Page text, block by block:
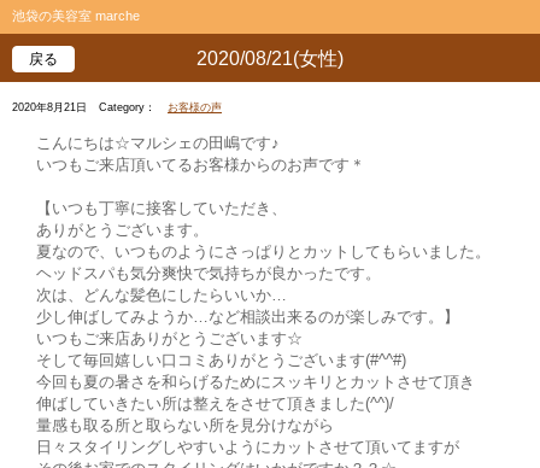
池袋の美容室 marche
2020/08/21(女性)
戻る
2020年8月21日 Category： お客様の声
こんにちは☆マルシェの田嶋です♪
いつもご来店頂いてるお客様からのお声です＊
【いつも丁寧に接客していただき、
ありがとうございます。
夏なので、いつものようにさっぱりとカットしてもらいました。
ヘッドスパも気分爽快で気持ちが良かったです。
次は、どんな髪色にしたらいいか…
少し伸ばしてみようか…など相談出来るのが楽しみです。】
いつもご来店ありがとうございます☆
そして毎回嬉しい口コミありがとうございます(#^^#)
今回も夏の暑さを和らげるためにスッキリとカットさせて頂き
伸ばしていきたい所は整えをさせて頂きました(^^)/
量感も取る所と取らない所を見分けながら
日々スタイリングしやすいようにカットさせて頂いてますが